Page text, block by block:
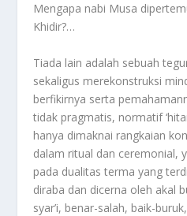
Mengapa nabi Musa
Khidir?…
Tiada lain adalah sebuah
sekaligus merekonstruksi
berfikirnya serta
tidak pragmatis, normatif
hanya dimaknai rangkaian
dalam ritual dan ceremonial,
pada dualitas terma yang
diraba dan dicerna oleh akal
syar’i, benar-salah, baik-